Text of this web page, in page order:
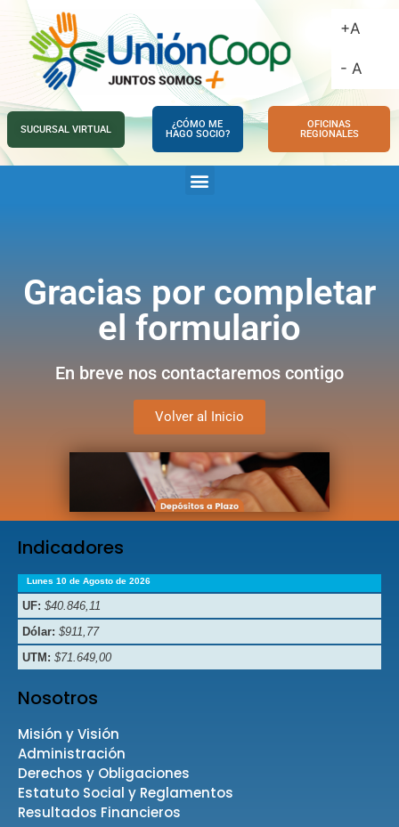
+A
- A
SUCURSAL VIRTUAL
¿CÓMO ME
HAGO SOCIO?
OFICINAS
REGIONALES
Gracias por completar
el formulario
En breve nos contactaremos contigo
Volver al Inicio
Indicadores
Lunes 10 de Agosto de 2026
UF: $40.846,11
Dólar: $911,77
UTM: $71.649,00
Nosotros
Misión y Visión
Administración
Derechos y Obligaciones
Estatuto Social y Reglamentos
Resultados Financieros